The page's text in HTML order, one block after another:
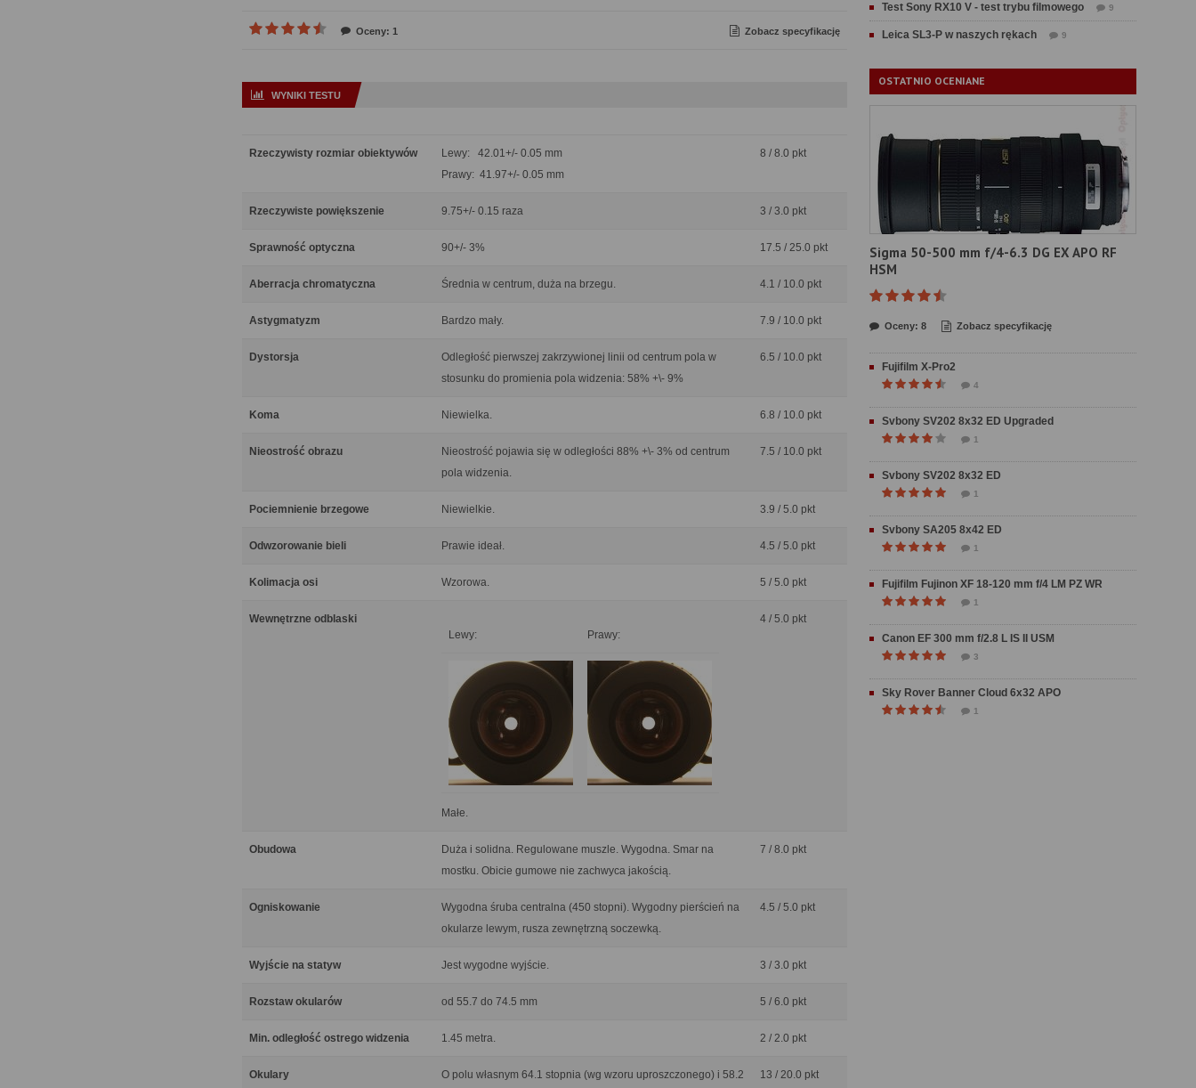
Oceny: 1 Zobacz specyfikację
WYNIKI TESTU
Rzeczywisty rozmiar obiektywów
Lewy: 42.01+/- 0.05 mm
Prawy: 41.97+/- 0.05 mm
8 / 8.0 pkt
Rzeczywiste powiększenie 9.75+/- 0.15 raza 3 / 3.0 pkt
Sprawność optyczna 90+/- 3% 17.5 / 25.0 pkt
Aberracja chromatyczna Średnia w centrum, duża na brzegu. 4.1 / 10.0 pkt
Astygmatyzm Bardzo mały. 7.9 / 10.0 pkt
Dystorsja
Odległość pierwszej zakrzywionej linii od centrum pola w
stosunku do promienia pola widzenia: 58% +\- 9%
6.5 / 10.0 pkt
Koma Niewielka. 6.8 / 10.0 pkt
Nieostrość obrazu
Nieostrość pojawia się w odległości 88% +\- 3% od centrum
pola widzenia.
7.5 / 10.0 pkt
Pociemnienie brzegowe Niewielkie. 3.9 / 5.0 pkt
Odwzorowanie bieli Prawie ideał. 4.5 / 5.0 pkt
Kolimacja osi Wzorowa. 5 / 5.0 pkt
Wewnętrzne odblaski
Lewy:
Prawy:
Małe.
4 / 5.0 pkt
Obudowa
Duża i solidna. Regulowane muszle. Wygodna. Smar na
mostku. Obicie gumowe nie zachwyca jakością.
7 / 8.0 pkt
Ogniskowanie
Wygodna śruba centralna (450 stopni). Wygodny pierścień na
okularze lewym, rusza zewnętrzną soczewką.
4.5 / 5.0 pkt
Wyjście na statyw Jest wygodne wyjście. 3 / 3.0 pkt
Rozstaw okularów od 55.7 do 74.5 mm 5 / 6.0 pkt
Min. odległość ostrego widzenia 1.45 metra. 2 / 2.0 pkt
Okulary
O polu własnym 64.1 stopnia (wg wzoru uproszczonego) i 58.2
13 / 20.0 pkt
Test Sony RX10 V - test trybu filmowego 9
Leica SL3-P w naszych rękach 9
OSTATNIO OCENIANE
Sigma 50-500 mm f/4-6.3 DG EX APO RF
HSM
Oceny: 8 Zobacz specyfikację
Fujifilm X-Pro2
4
Svbony SV202 8x32 ED Upgraded
1
Svbony SV202 8x32 ED
1
Svbony SA205 8x42 ED
1
Fujifilm Fujinon XF 18-120 mm f/4 LM PZ WR
1
Canon EF 300 mm f/2.8 L IS II USM
3
Sky Rover Banner Cloud 6x32 APO
1